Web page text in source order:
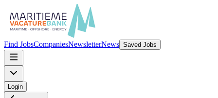
Find JobsCompaniesNewsletterNews Saved Jobs
Login